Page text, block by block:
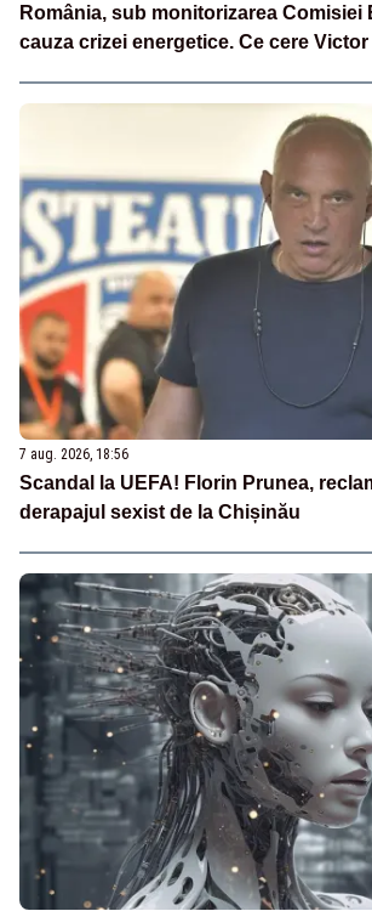
România, sub monitorizarea Comisiei
cauza crizei energetice. Ce cere
7 aug. 2026, 18:56
Scandal la UEFA! Florin Prunea,
derapajul sexist de la Chișinău